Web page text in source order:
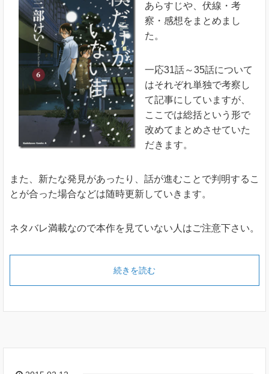
あらすじや、伏線・考
察・感想をまとめまし
た。
一応31話～35話について
はそれぞれ単独で考察し
て記事にしていますが、
ここでは総括という形で
改めてまとめさせていた
だきます。
また、新たな発見があったり、話が進むことで判明するこ
とが合った場合などは随時更新していきます。
ネタバレ満載なので本作を見ていない人はご注意下さい。
続きを読む